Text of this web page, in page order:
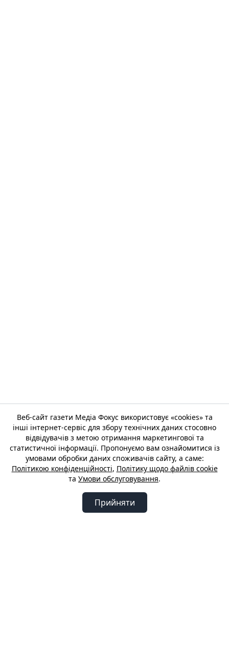
Веб-сайт газети Медіа Фокус використовує «cookies» та
інші інтернет-сервіс для збору технічних даних стосовно
відвідувачів з метою отримання маркетингової та
статистичної інформації. Пропонуємо вам ознайомитися із
умовами обробки даних споживачів сайту, а саме:
Політикою конфіденційності, Політику щодо файлів cookie
та Умови обслуговування.
Прийняти